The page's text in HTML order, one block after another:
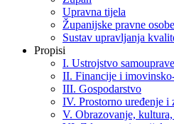
Upravna tijela
Županijske pravne osobe
Sustav upravljanja
Propisi
I. Ustrojstvo
II. Financije i
III. Gospodarstvo
IV. Prostorno uređenje i
V. Obrazovanje,